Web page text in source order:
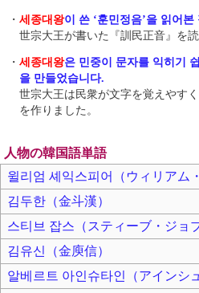
・ 세종대왕이 쓴 ‘훈민정음’을 읽어본
世宗大王が書いた『訓民正音』を読
・ 세종대왕은 민중이 문자를 익히기
을 만들었습니다.
世宗大王は民衆が文字を覚えやす
を作りました。
人物の韓国語単語
윌리엄 셰익스피어（ウィリアム
김두한（金斗漢）
스티브 잡스（スティーブ・ジョ
김유신（金庾信）
알베르트 아인슈타인（アインシ